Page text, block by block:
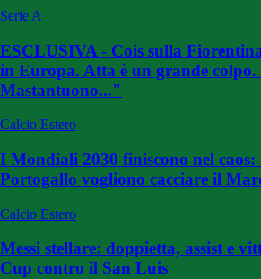
Serie A
ESCLUSIVA - Cois sulla
in Europa. Atta è un grande colpo.
Mastantuono..."
Calcio Estero
I Mondiali 2030 finiscono nel caos:
Portogallo vogliono cacciare il
Calcio Estero
Messi stellare: doppietta, assist e
Cup contro il San Luis